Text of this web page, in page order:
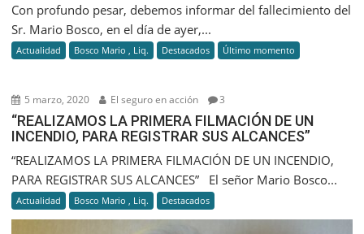
Con profundo pesar, debemos informar del fallecimiento del
Sr. Mario Bosco, en el día de ayer,...
Actualidad Bosco Mario , Liq. Destacados Último momento
5 marzo, 2020 El seguro en acción 3
“REALIZAMOS LA PRIMERA FILMACIÓN DE UN
INCENDIO, PARA REGISTRAR SUS ALCANCES”
“REALIZAMOS LA PRIMERA FILMACIÓN DE UN INCENDIO,
PARA REGISTRAR SUS ALCANCES” El señor Mario Bosco...
Actualidad Bosco Mario , Liq. Destacados